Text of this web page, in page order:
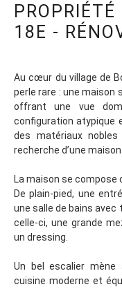
18E -
Au cœur du village de
perle rare : une maison
offrant une vue
configuration atypique
des matériaux
recherche d’une
La maison se compose
De plain-pied, une
une salle de bains
celle-ci, une grande
un dressing.
Un bel escalier mène
cuisine moderne et